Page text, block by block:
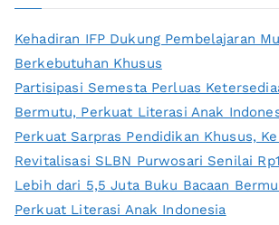
Kehadiran IFP Dukung Pembelajaran
Berkebutuhan Khusus
Partisipasi Semesta Perluas
Bermutu, Perkuat Literasi Anak
Perkuat Sarpras Pendidikan Khusus,
Revitalisasi SLBN Purwosari Senilai
Lebih dari 5,5 Juta Buku Bacaan
Perkuat Literasi Anak Indonesia